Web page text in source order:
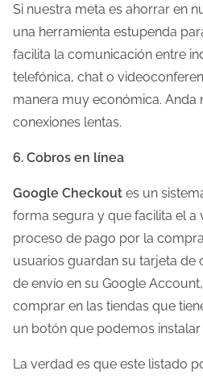
Si nuestra meta es ahorrar en
una herramienta estupenda
facilita la comunicación entre
telefónica, chat o
manera muy económica. Anda
conexiones lentas.
6. Cobros en línea
Google Checkout es un
forma segura y que facilita el a
proceso de pago por la
usuarios guardan su tarjeta de
de envío en su Google
comprar en las tiendas que
un botón que podemos
La verdad es que este listado